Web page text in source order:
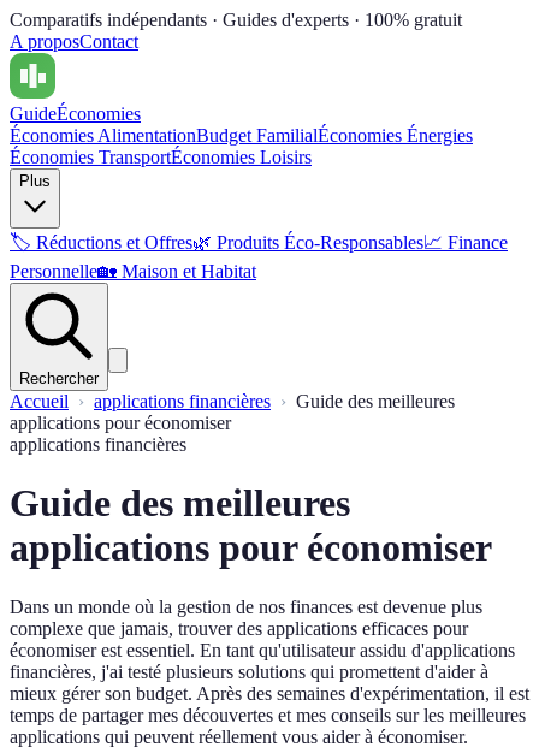
Comparatifs indépendants · Guides d'experts · 100% gratuit
A proposContact
GuideÉconomies
Économies AlimentationBudget FamilialÉconomies Énergies
Économies TransportÉconomies Loisirs
Plus
🏷️ Réductions et Offres🌿 Produits Éco-Responsables📈 Finance
Personnelle🏡 Maison et Habitat
Rechercher
Accueil applications financières
Guide des meilleures
applications pour économiser
applications financières
Guide des meilleures
applications pour économiser
Dans un monde où la gestion de nos finances est devenue plus
complexe que jamais, trouver des applications efficaces pour
économiser est essentiel. En tant qu'utilisateur assidu d'applications
financières, j'ai testé plusieurs solutions qui promettent d'aider à
mieux gérer son budget. Après des semaines d'expérimentation, il est
temps de partager mes découvertes et mes conseils sur les meilleures
applications qui peuvent réellement vous aider à économiser.